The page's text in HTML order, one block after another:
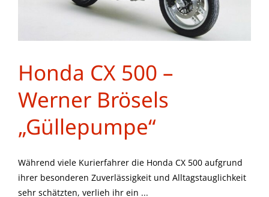
Honda CX 500 –
Werner Brösels
„Güllepumpe“
Während viele Kurierfahrer die Honda CX 500 aufgrund
ihrer besonderen Zuverlässigkeit und Alltagstauglichkeit
sehr schätzten, verlieh ihr ein ...